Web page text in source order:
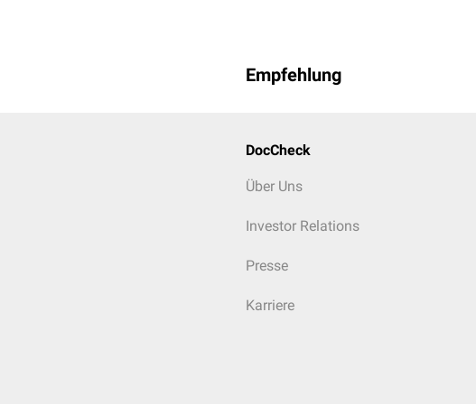
Empfehlung
DocCheck
Über Uns
Investor Relations
Presse
Karriere